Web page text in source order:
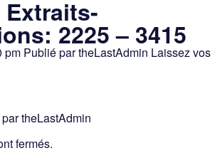
2225 – 3415
pm Publié partheLastAdmin Laissez vos
theLastAdmin
fermés.